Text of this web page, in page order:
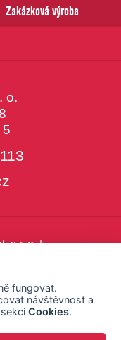
Zakázková výroba
o.
s r. o. |
fungovat.
návštěvnost a
sekciCookies.